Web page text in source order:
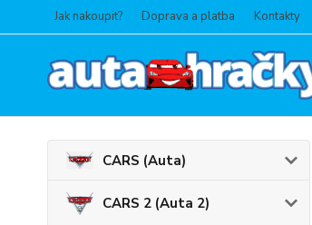
Jak nakoupit? Doprava a platba Kontakty
CARS (Auta)
CARS 2 (Auta 2)